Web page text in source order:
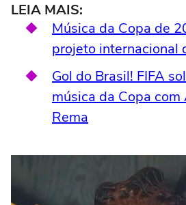
LEIA MAIS:
Música da Copa de
projeto internacional
Gol do Brasil! FIFA
música da Copa
Rema